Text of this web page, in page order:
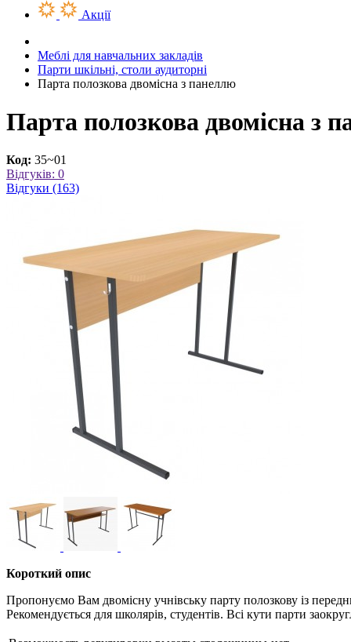
Акції
Меблі для навчальних закладів
Парти шкільні, столи аудиторні
Парта полозкова двомісна з панеллю
Парта полозкова двомісна з
Код: 35~01
Відгуків: 0
Відгуки (163)
Короткий опис
Пропонуємо Вам двомісну учнівську парту полозкову із
Рекомендується для школярів, студентів. Всі кути парти